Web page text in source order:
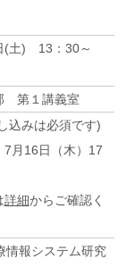
(土) 13：30～
第１講義室
込みは必須です)
7月16日（木）17
詳細からご確認く
情報システム研究